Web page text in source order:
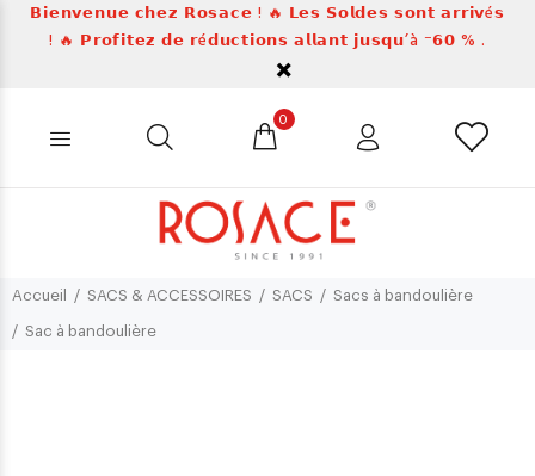
𝗕𝗶𝗲𝗻𝘃𝗲𝗻𝘂𝗲 𝗰𝗵𝗲𝘇 𝗥𝗼𝘀𝗮𝗰𝗲 ! 🔥 𝗟𝗲𝘀 𝗦𝗼𝗹𝗱𝗲𝘀 𝘀𝗼𝗻𝘁 𝗮𝗿𝗿𝗶𝘃é𝘀
! 🔥 𝗣𝗿𝗼𝗳𝗶𝘁𝗲𝘇 𝗱𝗲 𝗿é𝗱𝘂𝗰𝘁𝗶𝗼𝗻𝘀 𝗮𝗹𝗹𝗮𝗻𝘁 𝗷𝘂𝘀𝗾𝘂’à ⁻𝟲𝟬 % .
0
Accueil SACS & ACCESSOIRES SACS Sacs à bandoulière
Sac à bandoulière